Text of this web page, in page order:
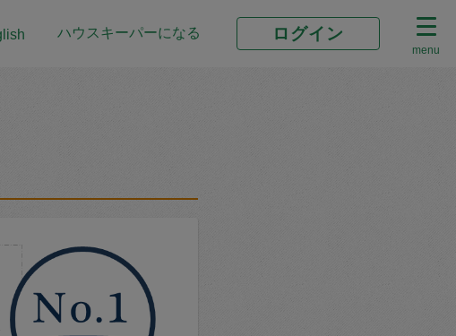
ハウスキーパーになる ログイン
menu